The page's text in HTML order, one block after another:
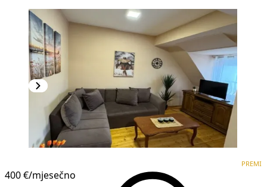
400 €/mjesečno